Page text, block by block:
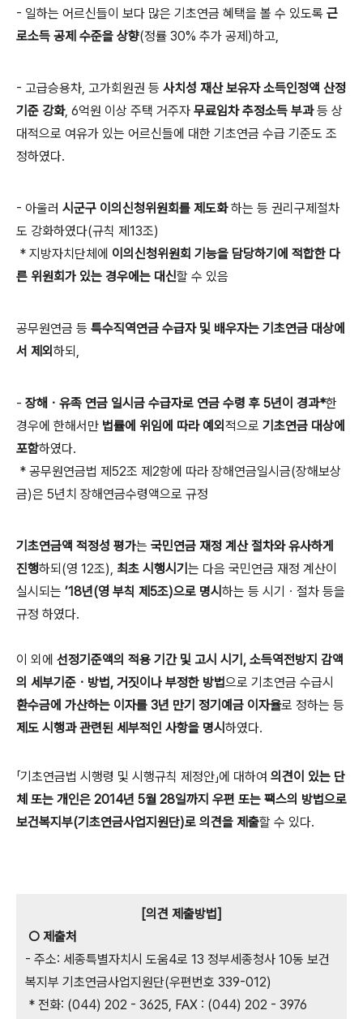
- 일하는 어르신들이 보다 많은 기초연금 혜택을 볼 수 있도록 근
로소득 공제 수준을 상향(정률 30% 추가 공제)하고,
- 고급승용차, 고가회원권 등 사치성 재산 보유자 소득인정액 산정
기준 강화, 6억원 이상 주택 거주자 무료임차 추정소득 부과등 상
대적으로 여유가 있는 어르신들에 대한 기초연금 수급 기준도 조
정하였다.
- 아울러 시군구 이의신청위원회를 제도화하는 등 권리구제절차
도 강화하였다(규칙 제13조)
* 지방자치단체에 이의신청위원회 기능을 담당하기에 적합한 다
른 위원회가 있는 경우에는 대신할 수 있음
공무원연금 등 특수직역연금 수급자 및 배우자는 기초연금 대상에
서 제외 하되,
- 장해ㆍ유족 연금 일시금 수급자로 연금 수령 후 5년이 경과*한
경우에 한해서만 법률에 위임에 따라 예외 적으로 기초연금 대상에
포함하였다.
* 공무원연금법 제52조 제2항에 따라 장해연금일시금(장해보상
금)은 5년치 장해연금수령액으로 규정
기초연금액 적정성 평가는 국민연금 재정 계산 절차와 유사하게
진행하되(영 12조), 최초 시행시기 는 다음 국민연금 재정 계산이
실시되는 ’18년(영 부칙 제5조)으로 명시 하는 등 시기ㆍ절차 등을
규정 하였다.
이 외에 선정기준액의 적용 기간 및 고시 시기, 소득역전방지 감액
의 세부기준ㆍ방법, 거짓이나 부정한 방법으로 기초연금 수급시
환수금에 가산하는 이자를 3년 만기 정기예금 이자율로 정하는 등
제도 시행과 관련된 세부적인 사항을 명시 하였다.
「기초연금법 시행령 및 시행규칙 제정안」에 대하여 의견이 있는 단
체 또는 개인은 2014년 5월 28일까지 우편 또는 팩스의 방법으로
보건복지부(기초연금사업지원단)로 의견을 제출할 수 있다.
[의견 제출방법]
○ 제출처
- 주소: 세종특별자치시 도움4로 13 정부세종청사 10동 보건
복지부 기초연금사업지원단(우편번호 339-012)
* 전화: (044) 202 - 3625, FAX : (044) 202 - 3976